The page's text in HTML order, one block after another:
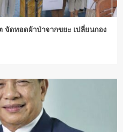
จัดทอดผ้าป่าจากขยะ เปลี่ยนกอง